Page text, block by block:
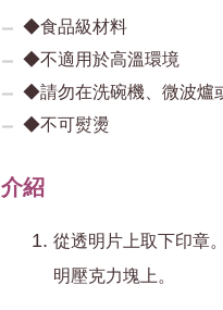
◆食品級材料
◆不適用於高溫環境
◆請勿在洗碗機、微波爐
◆不可熨燙
介紹
從透明片上取下印章
明壓克力塊上。